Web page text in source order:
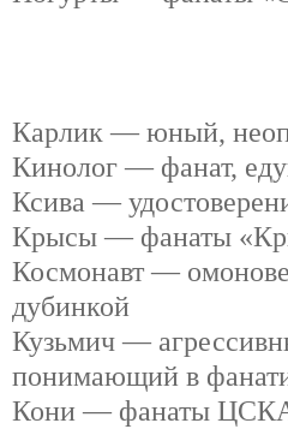
Карлик — юный,
Кинолог — фанат,
Ксива —
Крысы — фанаты
Космонавт —
дубинкой
Кузьмич —
понимающий в
Кони — фанаты